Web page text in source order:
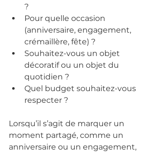
?
Pour quelle occasion
(anniversaire, engagement,
crémaillère, fête) ?
Souhaitez-vous un objet
décoratif ou un objet du
quotidien ?
Quel budget souhaitez-vous
respecter ?
Lorsqu’il s’agit de marquer un
moment partagé, comme un
anniversaire ou un engagement,